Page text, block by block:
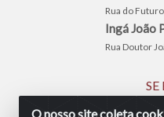
O nosso site coleta
Rua do
Ingá João
Rua Doutor